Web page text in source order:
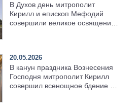
В Духов день митрополит
Кирилл и епископ Мефодий
совершили великое освящение
20.05.2026
В канун праздника Вознесения
Господня митрополит Кирилл
совершил всенощное бдение в